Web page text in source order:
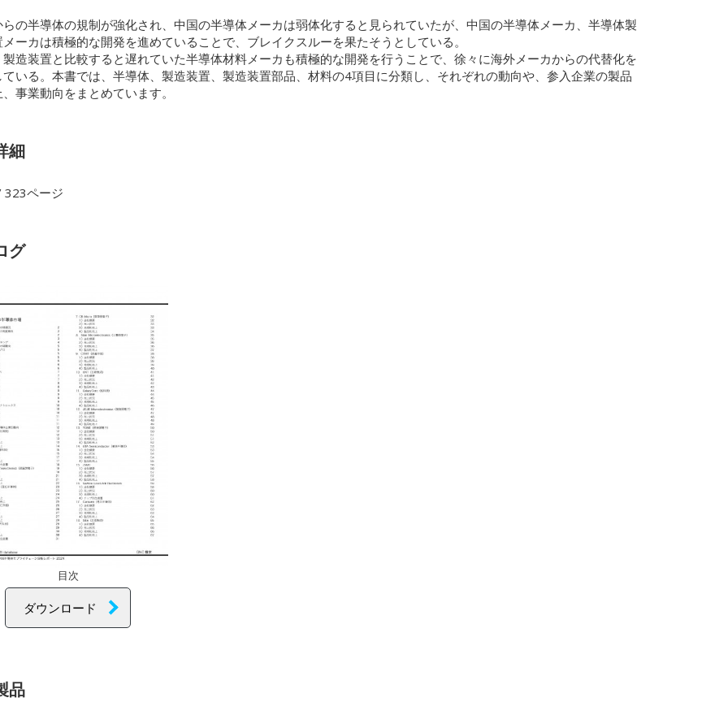
の半導体の規制が強化され、中国の半導体メーカは弱体化すると見られていたが、中国の半導体メーカ、半導体製
ーカは積極的な開発を進めていることで、ブレイクスルーを果たそうとしている。
造装置と比較すると遅れていた半導体材料メーカも積極的な開発を行うことで、徐々に海外メーカからの代替化を
いる。本書では、半導体、製造装置、製造装置部品、材料の4項目に分類し、それぞれの動向や、参入企業の製品
事業動向をまとめています。
細
323ページ
グ
目次
ダウンロード
品